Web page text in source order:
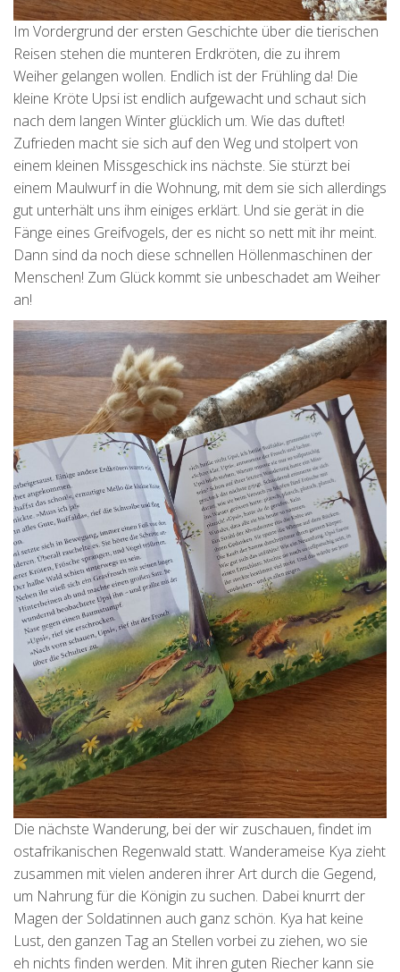
Im Vordergrund der ersten Geschichte über die tierischen
Reisen stehen die munteren Erdkröten, die zu ihrem
Weiher gelangen wollen. Endlich ist der Frühling da! Die
kleine Kröte Upsi ist endlich aufgewacht und schaut sich
nach dem langen Winter glücklich um. Wie das duftet!
Zufrieden macht sie sich auf den Weg und stolpert von
einem kleinen Missgeschick ins nächste. Sie stürzt bei
einem Maulwurf in die Wohnung, mit dem sie sich allerdings
gut unterhält uns ihm einiges erklärt. Und sie gerät in die
Fänge eines Greifvogels, der es nicht so nett mit ihr meint.
Dann sind da noch diese schnellen Höllenmaschinen der
Menschen! Zum Glück kommt sie unbeschadet am Weiher
an!
Die nächste Wanderung, bei der wir zuschauen, findet im
ostafrikanischen Regenwald statt. Wanderameise Kya zieht
zusammen mit vielen anderen ihrer Art durch die Gegend,
um Nahrung für die Königin zu suchen. Dabei knurrt der
Magen der Soldatinnen auch ganz schön. Kya hat keine
Lust, den ganzen Tag an Stellen vorbei zu ziehen, wo sie
eh nichts finden werden. Mit ihren guten Riecher kann sie